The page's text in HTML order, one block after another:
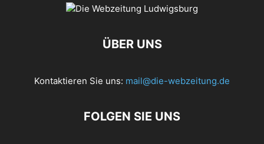
ÜBER UNS
Kontaktieren Sie uns: mail@die-webzeitung.de
FOLGEN SIE UNS